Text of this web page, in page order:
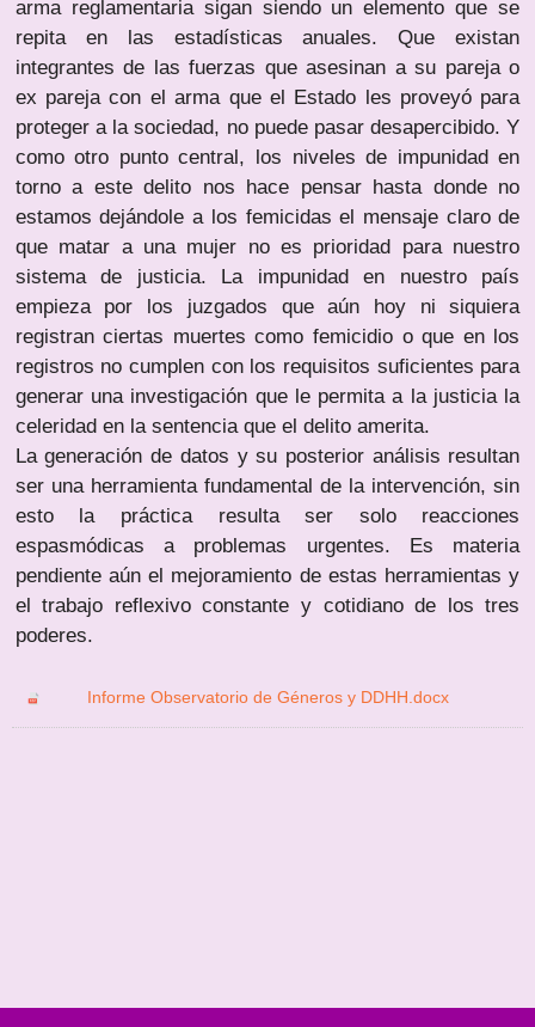
arma reglamentaria sigan siendo un elemento que se
repita en las estadísticas anuales. Que existan
integrantes de las fuerzas que asesinan a su pareja o
ex pareja con el arma que el Estado les proveyó para
proteger a la sociedad, no puede pasar desapercibido. Y
como otro punto central, los niveles de impunidad en
torno a este delito nos hace pensar hasta donde no
estamos dejándole a los femicidas el mensaje claro de
que matar a una mujer no es prioridad para nuestro
sistema de justicia. La impunidad en nuestro país
empieza por los juzgados que aún hoy ni siquiera
registran ciertas muertes como femicidio o que en los
registros no cumplen con los requisitos suficientes para
generar una investigación que le permita a la justicia la
celeridad en la sentencia que el delito amerita.
La generación de datos y su posterior análisis resultan
ser una herramienta fundamental de la intervención, sin
esto la práctica resulta ser solo reacciones
espasmódicas a problemas urgentes. Es materia
pendiente aún el mejoramiento de estas herramientas y
el trabajo reflexivo constante y cotidiano de los tres
poderes.
Informe Observatorio de Géneros y DDHH.docx